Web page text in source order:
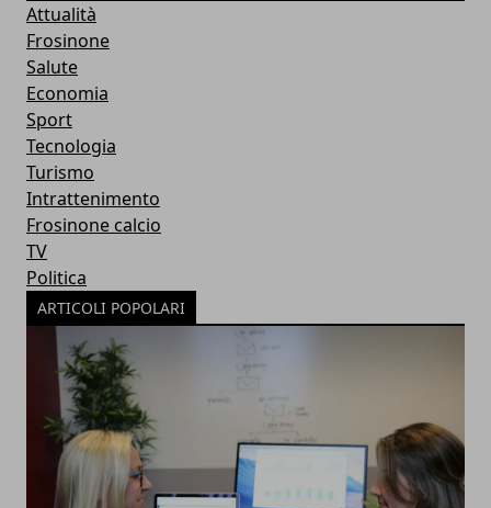
Attualità
Frosinone
Salute
Economia
Sport
Tecnologia
Turismo
Intrattenimento
Frosinone calcio
TV
Politica
ARTICOLI POPOLARI